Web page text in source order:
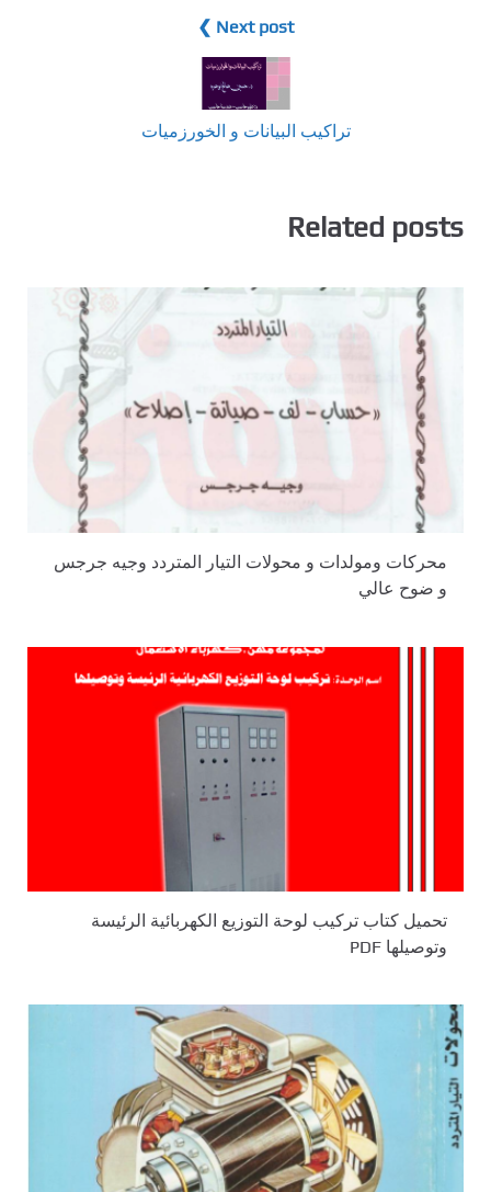
Next post ❯
تراكيب البيانات و الخورزميات
Related posts
محركات ومولدات و محولات التيار المتردد وجيه جرجس
و ضوح عالي
تحميل كتاب تركيب لوحة التوزيع الكهربائية الرئيسة
وتوصيلها PDF